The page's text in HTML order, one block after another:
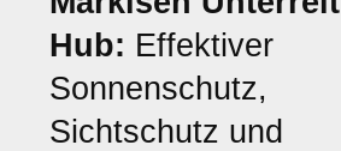
Hub: Effektiver
Sonnenschutz,
Sichtschutz und